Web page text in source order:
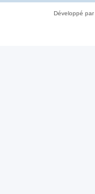
Développé par